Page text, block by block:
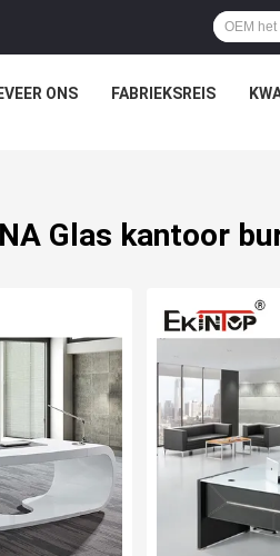
ONS FABRIEKSREIS
Glas kantoor